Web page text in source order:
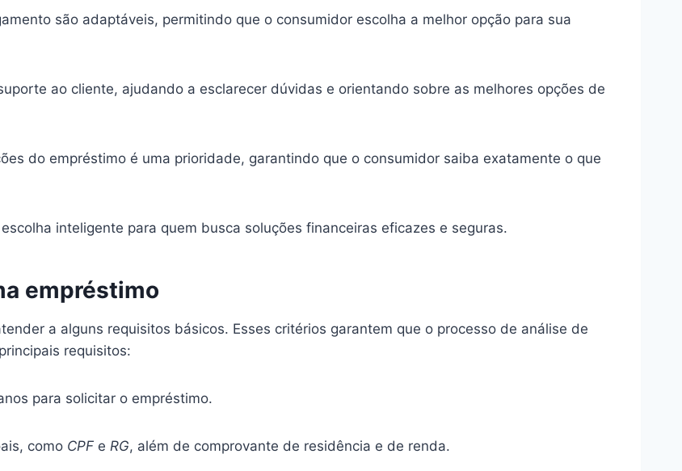
são adaptáveis, permitindo que o consumidor escolha a melhor opção para sua
ao cliente, ajudando a esclarecer dúvidas e orientando sobre as melhores opções de
do empréstimo é uma prioridade, garantindo que o consumidor saiba exatamente o que
inteligente para quem busca soluções financeiras eficazes e seguras.
empréstimo
a alguns requisitos básicos. Esses critérios garantem que o processo de análise de
requisitos:
para solicitar o empréstimo.
como CPF e RG, além de comprovante de residência e de renda.